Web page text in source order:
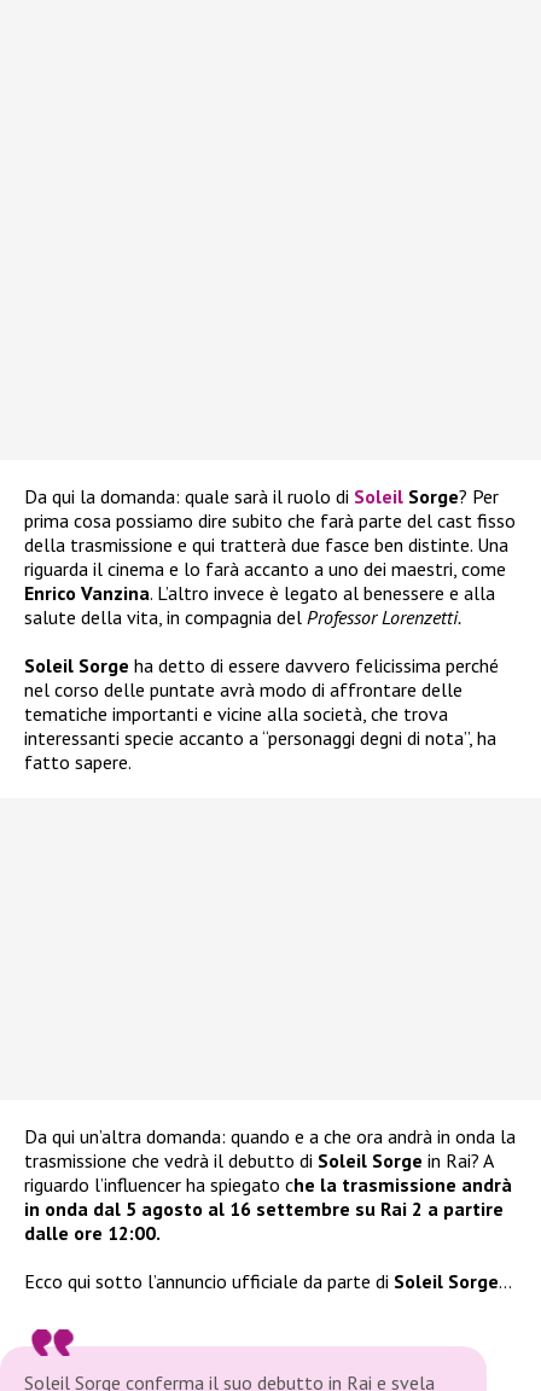
Da qui la domanda: quale sarà il ruolo di Soleil Sorge? Per
prima cosa possiamo dire subito che farà parte del cast fisso
della trasmissione e qui tratterà due fasce ben distinte. Una
riguarda il cinema e lo farà accanto a uno dei maestri, come
Enrico Vanzina. L’altro invece è legato al benessere e alla
salute della vita, in compagnia del Professor Lorenzetti.
Soleil Sorge ha detto di essere davvero felicissima perché
nel corso delle puntate avrà modo di affrontare delle
tematiche importanti e vicine alla società, che trova
interessanti specie accanto a “personaggi degni di nota”, ha
fatto sapere.
Da qui un’altra domanda: quando e a che ora andrà in onda la
trasmissione che vedrà il debutto di Soleil Sorge in Rai? A
riguardo l’influencer ha spiegato che la trasmissione andrà
in onda dal 5 agosto al 16 settembre su Rai 2 a partire
dalle ore 12:00.
Ecco qui sotto l’annuncio ufficiale da parte di Soleil Sorge…
Soleil Sorge conferma il suo debutto in Rai e svela